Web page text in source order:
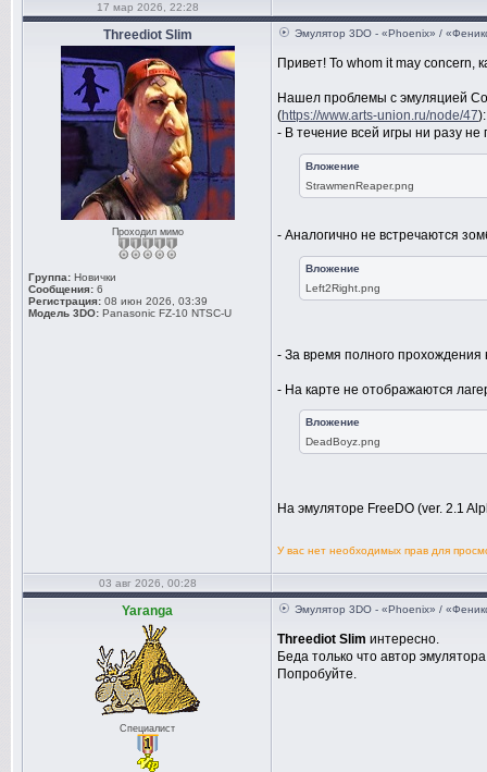
17 мар 2026, 22:28
Threediot Slim
Проходил мимо
Группа: Новички
Сообщения: 6
Регистрация: 08 июн 2026, 03:39
Модель 3DO: Panasonic FZ-10 NTSC-U
Эмулятор 3DO - «Phoenix» /
Привет! To whom it may concern,
Нашел проблемы с эмуляцией
(https://www.arts-union.ru/node/47):
- В течение всей игры ни разу
Вложение
StrawmenReaper.png
- Аналогично не встречаются
Вложение
Left2Right.png
- За время полного прохождения
- На карте не отображаются
Вложение
DeadBoyz.png
На эмуляторе FreeDO (ver. 2.1
У вас нет необходимых прав для
03 авг 2026, 00:28
Yaranga
Специалист
Эмулятор 3DO - «Phoenix» /
Threediot Slim интересно.
Беда только что автор
Попробуйте.